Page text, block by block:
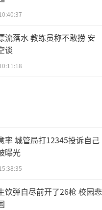
流落水 教练员称不敢捞 安
谈
率 城管局打12345投诉自己
曝光
饮弹自尽前开了26枪 校园悲